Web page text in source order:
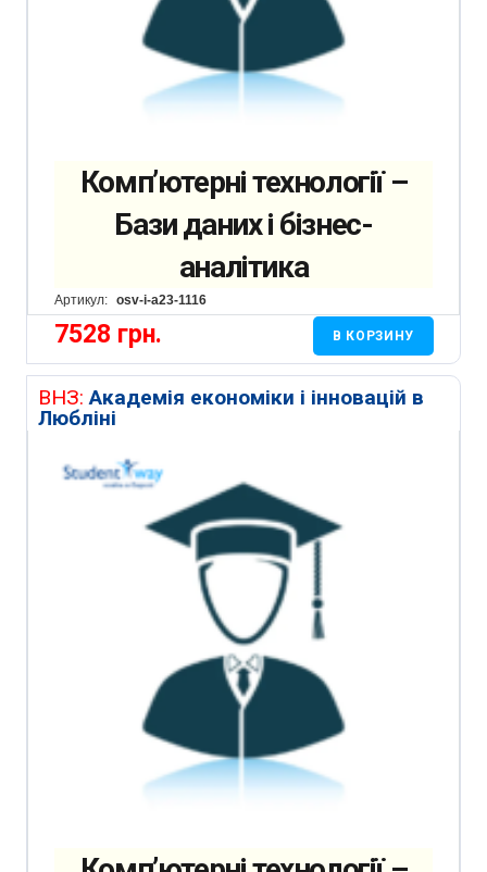
Комп’ютерні технології –
Бази даних і бізнес-
аналітика
Артикул: osv-i-a23-1116
7528 грн. В КОРЗИНУ
ВНЗ:Академія економіки і інновацій в
Любліні